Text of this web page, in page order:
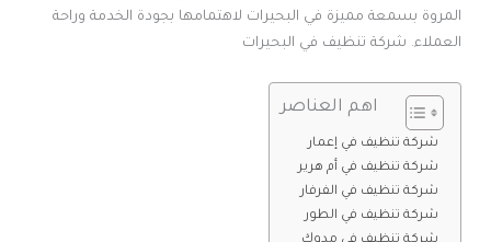
المروة بسمعة مميزة في البحيرات لاهتمامها بجودة الخدمة وراحة
العملاء. شركة تنظيف في البحيرات
اهم العناصر
شركة تنظيف في إعمار
شركة تنظيف في أم هرير
شركة تنظيف في الفرفار
شركة تنظيف في الطور